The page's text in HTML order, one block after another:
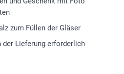
zum Füllen der Gläser
der Lieferung erforderlich